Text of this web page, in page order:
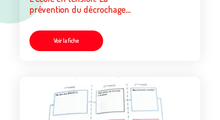
prévention du décrochage
scolaire
Voir la fiche